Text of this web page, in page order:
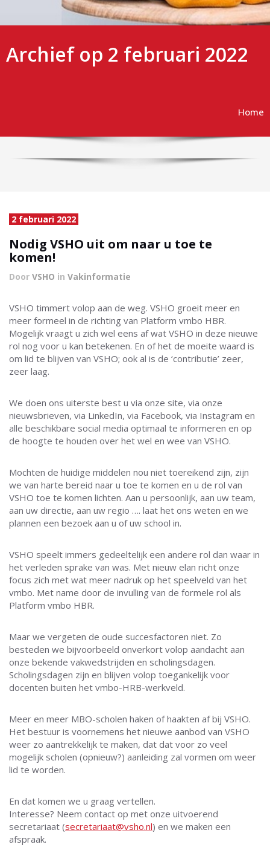
Archief op 2 februari 2022
Home
2 februari 2022
Nodig VSHO uit om naar u toe te
komen!
Door VSHO in Vakinformatie
VSHO timmert volop aan de weg. VSHO groeit meer en
meer formeel in de richting van Platform vmbo HBR.
Mogelijk vraagt u zich wel eens af wat VSHO in deze nieuwe
rol nog voor u kan betekenen. En of het de moeite waard is
om lid te blijven van VSHO; ook al is de ‘contributie’ zeer,
zeer laag.
We doen ons uiterste best u via onze site, via onze
nieuwsbrieven, via LinkedIn, via Facebook, via Instagram en
alle beschikbare social media optimaal te informeren en op
de hoogte te houden over het wel en wee van VSHO.
Mochten de huidige middelen nou niet toereikend zijn, zijn
we van harte bereid naar u toe te komen en u de rol van
VSHO toe te komen lichten. Aan u persoonlijk, aan uw team,
aan uw directie, aan uw regio …. laat het ons weten en we
plannen een bezoek aan u of uw school in.
VSHO speelt immers gedeeltelijk een andere rol dan waar in
het verleden sprake van was. Met nieuw elan richt onze
focus zich met wat meer nadruk op het speelveld van het
vmbo. Met name door de invulling van de formele rol als
Platform vmbo HBR.
Maar we vergeten de oude succesfactoren niet. Zo
besteden we bijvoorbeeld onverkort volop aandacht aan
onze bekende vakwedstrijden en scholingsdagen.
Scholingsdagen zijn en blijven volop toegankelijk voor
docenten buiten het vmbo-HRB-werkveld.
Meer en meer MBO-scholen haken of haakten af bij VSHO.
Het bestuur is voornemens het nieuwe aanbod van VSHO
weer zo aantrekkelijk te maken, dat dat voor zo veel
mogelijk scholen (opnieuw?) aanleiding zal vormen om weer
lid te worden.
En dat komen we u graag vertellen.
Interesse? Neem contact op met onze uitvoerend
secretariaat (taairaterces@vsho.nl) en we maken een
afspraak.